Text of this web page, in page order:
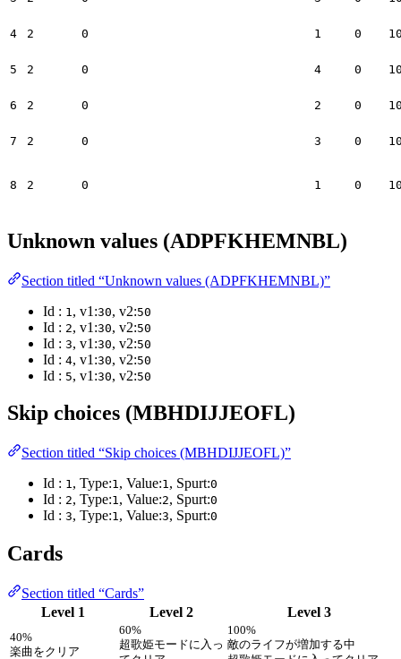
4 2 0 1 0
5 2 0 4 0
6 2 0 2 0
7 2 0 3 0
8 2 0 1 0
Unknown values (ADPFKHEMNBL)
Section titled “Unknown values (ADPFKHEMNBL)”
Id : 1 , v1:30, v2:50
Id : 2, v1:30, v2:50
Id : 3, v1:30, v2:50
Id : 4, v1:30, v2:50
Id : 5, v1:30, v2:50
Skip choices (MBHDIJJEOFL)
Section titled “Skip choices (MBHDIJJEOFL)”
Id : 1, Type:1, Value:1, Spurt:0
Id : 2, Type:1, Value:2, Spurt:0
Id : 3, Type:1, Value:3, Spurt:0
Cards
Section titled “Cards”
Level 1
Level 2 Level 3
40%
楽曲をクリア
60%
超歌姫モードに入っ
100%
敵のライフが増加する中